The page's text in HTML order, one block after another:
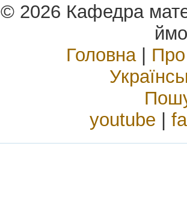
© 2026 Кафедра
Головна|
youtube |